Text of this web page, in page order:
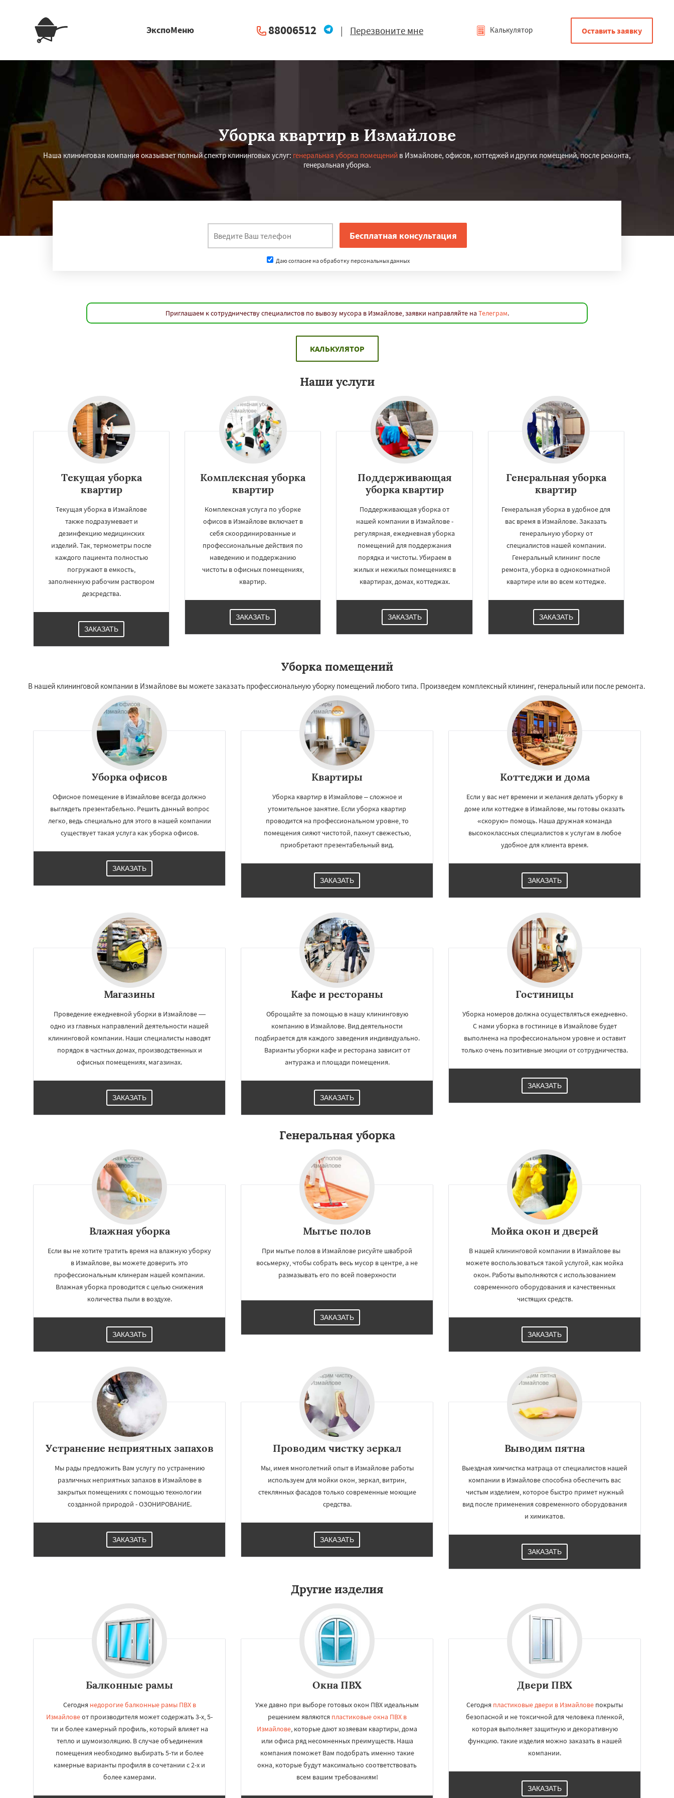
Работаем по
регионам
×
Лопатино Лотошино
Монино Нахабино
Правдинский
ЭкспоМеню 88006512 | Перезвоните мне Калькулятор Оставить заявку
Уборка квартир в Измайлове
Наша клининговая компания оказывает полный спектр клининговых услуг: генеральная уборка помещений в Измайлове, офисов, коттеджей и других помещений, после ремонта,
генеральная уборка.
Даю согласие на обработку персональных данных
Приглашаем к сотрудничеству специалистов по вывозу мусора в Измайлове, заявки направляйте на Телеграм.
КАЛЬКУЛЯТОР
Наши услуги
Текущая уборка
квартир
Текущая уборка в Измайлове
также подразумевает и
дезинфекцию медицинских
изделий. Так, термометры после
каждого пациента полностью
погружают в емкость,
заполненную рабочим раствором
дезсредства.
ЗАКАЗАТЬ
Комплексная уборка
квартир
Комплексная услуга по уборке
офисов в Измайлове включает в
себя скоординированные и
профессиональные действия по
наведению и поддержанию
чистоты в офисных помещениях,
квартир.
ЗАКАЗАТЬ
Поддерживающая
уборка квартир
Поддерживающая уборка от
нашей компании в Измайлове -
регулярная, ежедневная уборка
помещений для поддержания
порядка и чистоты. Убираем в
жилых и нежилых помещениях: в
квартирах, домах, коттеджах.
ЗАКАЗАТЬ
Генеральная уборка
квартир
Генеральная уборка в удобное для
вас время в Измайлове. Заказать
генеральную уборку от
специалистов нашей компании.
Генеральный клининг после
ремонта, уборка в однокомнатной
квартире или во всем коттедже.
ЗАКАЗАТЬ
Уборка помещений
В нашей клининговой компании в Измайлове вы можете заказать профессиональную уборку помещений любого типа. Произведем комплексный клининг, генеральный или после ремонта.
Уборка офисов
Офисное помещение в Измайлове всегда должно
выглядеть презентабельно. Решить данный вопрос
легко, ведь специально для этого в нашей компании
существует такая услуга как уборка офисов.
ЗАКАЗАТЬ
Квартиры
Уборка квартир в Измайлове – сложное и
утомительное занятие. Если уборка квартир
проводится на профессиональном уровне, то
помещения сияют чистотой, пахнут свежестью,
приобретают презентабельный вид.
ЗАКАЗАТЬ
Коттеджи и дома
Если у вас нет времени и желания делать уборку в
доме или коттедже в Измайлове, мы готовы оказать
«скорую» помощь. Наша дружная команда
высококлассных специалистов к услугам в любое
удобное для клиента время.
ЗАКАЗАТЬ
Магазины
Проведение ежедневной уборки в Измайлове —
одно из главных направлений деятельности нашей
клининговой компании. Наши специалисты наводят
порядок в частных домах, производственных и
офисных помещениях, магазинах.
ЗАКАЗАТЬ
Кафе и рестораны
Оброщайте за помощью в нашу клининговую
компанию в Измайлове. Вид деятельности
подбирается для каждого заведения индивидуально.
Варианты уборки кафе и ресторана зависит от
антуража и площади помещения.
ЗАКАЗАТЬ
Гостиницы
Уборка номеров должна осуществляться ежедневно.
С нами уборка в гостинице в Измайлове будет
выполнена на профессиональном уровне и оставит
только очень позитивные эмоции от сотрудничества.
ЗАКАЗАТЬ
Генеральная уборка
Влажная уборка
Если вы не хотите тратить время на влажную уборку
в Измайлове, вы можете доверить это
профессиональным клинерам нашей компании.
Влажная уборка проводится с целью снижения
количества пыли в воздухе.
ЗАКАЗАТЬ
Мытье полов
При мытье полов в Измайлове рисуйте шваброй
восьмерку, чтобы собрать весь мусор в центре, а не
размазывать его по всей поверхности
ЗАКАЗАТЬ
Мойка окон и дверей
В нашей клининговой компании в Измайлове вы
можете воспользоваться такой услугой, как мойка
окон. Работы выполняются с использованием
современного оборудования и качественных
чистящих средств.
ЗАКАЗАТЬ
Устранение неприятных запахов
Мы рады предложить Вам услугу по устранению
различных неприятных запахов в Измайлове в
закрытых помещениях с помощью технологии
созданной природой - ОЗОНИРОВАНИЕ.
ЗАКАЗАТЬ
Проводим чистку зеркал
Мы, имея многолетний опыт в Измайлове работы
используем для мойки окон, зеркал, витрин,
стеклянных фасадов только современные моющие
средства.
ЗАКАЗАТЬ
Выводим пятна
Выездная химчистка матраца от специалистов нашей
компании в Измайлове способна обеспечить вас
чистым изделием, которое быстро примет нужный
вид после применения современного оборудования
и химикатов.
ЗАКАЗАТЬ
Другие изделия
Балконные рамы
Сегодня недорогие балконные рамы ПВХ в
Измайловеот производителя может содержать 3-х, 5-
ти и более камерный профиль, который влияет на
тепло и шумоизоляцию. В случае объединения
помещения необходимо выбирать 5-ти и более
камерные варианты профиля в сочетании с 2-х и
более камерами.
Окна ПВХ
Уже давно при выборе готовых окон ПВХ идеальным
решением являются пластиковые окна ПВХ в
Измайлове, которые дают хозяевам квартиры, дома
или офиса ряд несомненных преимуществ. Наша
компания поможет Вам подобрать именно такие
окна, которые будут максимально соответствовать
всем вашим требованиям!
Двери ПВХ
Сегодня пластиковые двери в Измайлове покрыты
безопасной и не токсичной для человека пленкой,
которая выполняет защитную и декоративную
функцию. такие изделия можно заказать в нашей
компании.
ЗАКАЗАТЬ
УЗНАТЬ ПОДРОБНЕЕ